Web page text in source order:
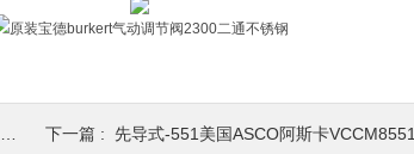
下一篇 : 先导式-551美国ASCO阿斯卡VCCM8551G322MO dc24\AC220V